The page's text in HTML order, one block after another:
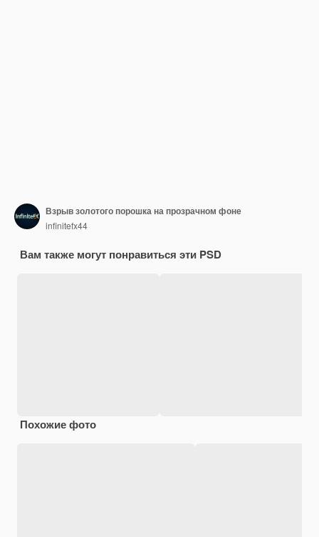
Взрыв золотого порошка на прозрачном фоне
infinitefx44
Вам также могут понравиться эти PSD
Похожие фото